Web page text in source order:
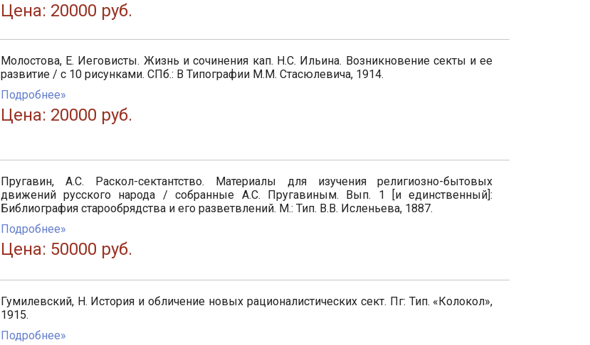
Цена: 20000 руб.
Молостова, Е. Иеговисты. Жизнь и сочинения кап. Н.С. Ильина. Возникновение секты и ее
развитие / с 10 рисунками. СПб.: В Типографии М.М. Стасюлевича, 1914.
Подробнее»
Цена: 20000 руб.
Пругавин, А.С. Раскол-сектантство. Материалы для изучения религиозно-бытовых
движений русского народа / собранные А.С. Пругавиным. Вып. 1 [и единственный]:
Библиография старообрядства и его разветвлений. М.: Тип. В.В. Исленьева, 1887.
Подробнее»
Цена: 50000 руб.
Гумилевский, Н. История и обличение новых рационалистических сект. Пг: Тип. «Колокол»,
1915.
Подробнее»